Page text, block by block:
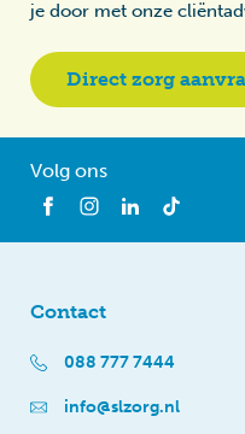
je door met onze
Direct zorg
Volg ons
Contact
088 777 7444
info@slzorg.nl